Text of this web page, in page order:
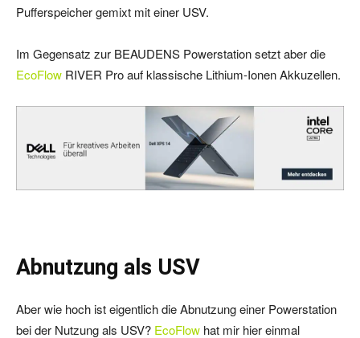
Pufferspeicher gemixt mit einer USV.
Im Gegensatz zur BEAUDENS Powerstation setzt aber die
EcoFlow RIVER Pro auf klassische Lithium-Ionen Akkuzellen.
Abnutzung als USV
Aber wie hoch ist eigentlich die Abnutzung einer Powerstation
bei der Nutzung als USV? EcoFlow hat mir hier einmal